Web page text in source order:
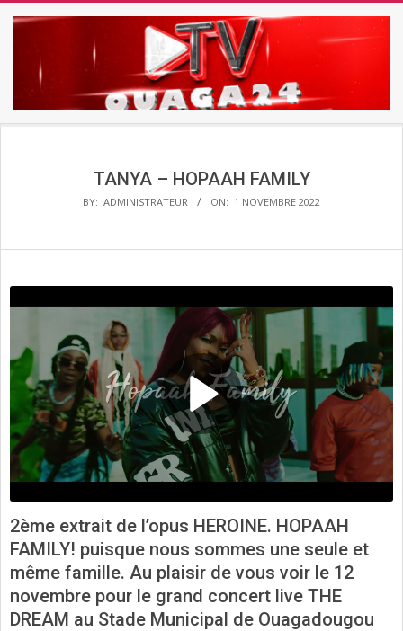
Skip
TV
OUAGA24
TANYA – HOPAAH FAMILY
BY: ADMINISTRATEUR ON: 1 NOVEMBRE 2022
2ème extrait de l’opus HEROINE. HOPAAH
FAMILY! puisque nous sommes une seule et
même famille. Au plaisir de vous voir le 12
novembre pour le grand concert live THE
DREAM au Stade Municipal de Ouagadougou